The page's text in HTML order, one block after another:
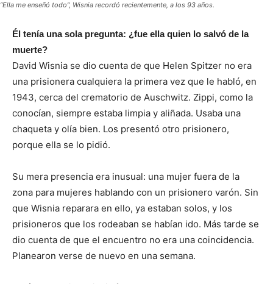
“Ella me enseñó todo”, Wisnia recordó recientemente, a los 93 años.
Él tenía una sola pregunta: ¿fue ella quien lo salvó de la
muerte?
David Wisnia se dio cuenta de que Helen Spitzer no era
una prisionera cualquiera la primera vez que le habló, en
1943, cerca del crematorio de Auschwitz. Zippi, como la
conocían, siempre estaba limpia y aliñada. Usaba una
chaqueta y olía bien. Los presentó otro prisionero,
porque ella se lo pidió.
Su mera presencia era inusual: una mujer fuera de la
zona para mujeres hablando con un prisionero varón. Sin
que Wisnia reparara en ello, ya estaban solos, y los
prisioneros que los rodeaban se habían ido. Más tarde se
dio cuenta de que el encuentro no era una coincidencia.
Planearon verse de nuevo en una semana.